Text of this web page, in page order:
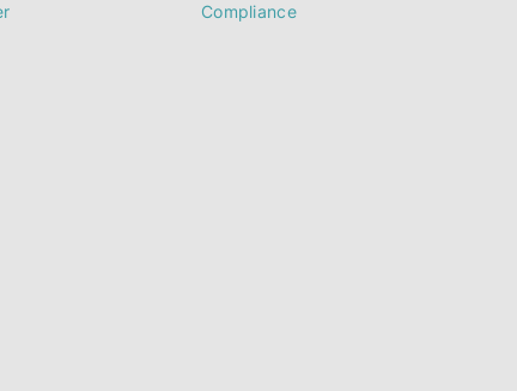
Compliance